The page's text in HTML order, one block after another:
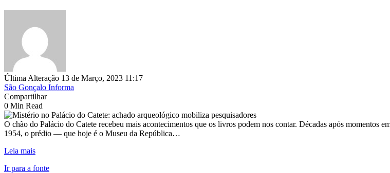
Última Alteração 13 de Março, 2023 11:17
São Gonçalo Informa
Compartilhar
0 Min Read
O chão do Palácio do Catete recebeu mais acontecimentos que os livros podem nos contar. Décadas após
1954, o prédio — que hoje é o Museu da República…
Leia mais
Ir para a fonte